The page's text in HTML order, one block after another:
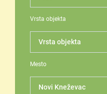
Vrsta objekta
Mesto